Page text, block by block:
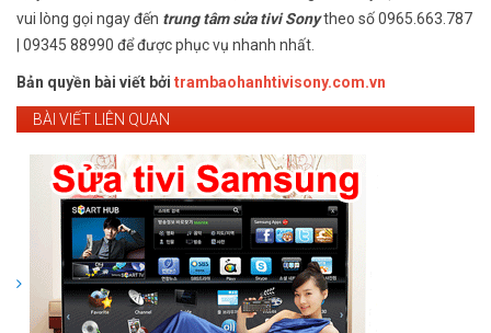
vui lòng gọi ngay đến trung tâm sửa tivi Sonytheo số 0965.663.787
| 09345 88990 để được phục vụ nhanh nhất.
Bản quyền bài viết bởi trambaohanhtivisony.com.vn
BÀI VIẾT LIÊN QUAN